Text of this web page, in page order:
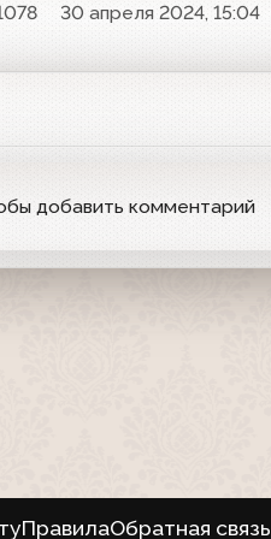
30 апреля 2024, 15:04
добавить комментарий
ПравилаОбратная связь